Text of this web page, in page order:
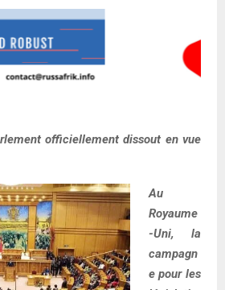
officiellement dissout en vue
Au
Royaume
-Uni, la
campagn
e pour les